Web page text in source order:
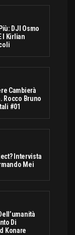
DJI Osmo
I Kirlian
Cambierà
Rocco Bruno
#01
Intervista
Mei
Di
Konare